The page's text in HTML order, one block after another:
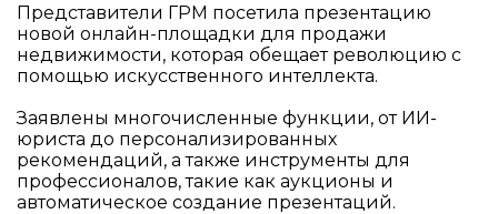
Представители ГРМ посетила презентацию
новой онлайн-площадки для продажи
недвижимости, которая обещает революцию с
помощью искусственного интеллекта.
Заявлены многочисленные функции, от ИИ-
юриста до персонализированных
рекомендаций, а также инструменты для
профессионалов, такие как аукционы и
автоматическое создание презентаций.